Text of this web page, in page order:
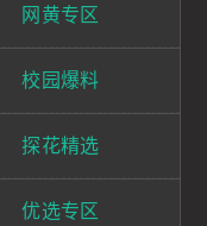
网黄专区
校园爆料
探花精选
优选专区